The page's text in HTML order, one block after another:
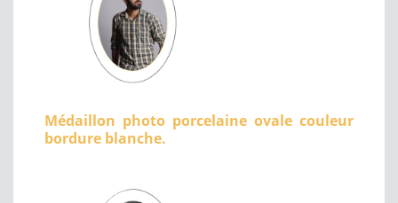
Médaillon photo porcelaine ovale couleur
bordure blanche.